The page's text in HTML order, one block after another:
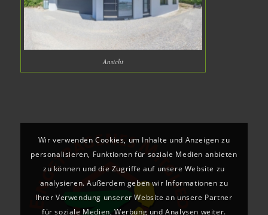
Ansicht
Wir verwenden Cookies, um Inhalte und Anzeigen zu
personalisieren, Funktionen für soziale Medien anbieten
zu können und die Zugriffe auf unsere Website zu
analysieren. Außerdem geben wir Informationen zu
Ihrer Verwendung unserer Website an unsere Partner
für soziale Medien, Werbung und Analysen weiter.